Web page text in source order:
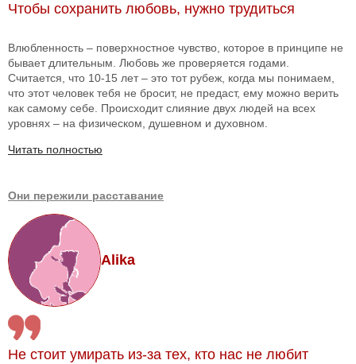
Чтобы сохранить любовь, нужно трудиться
Влюбленность – поверхностное чувство, которое в принципе не
бывает длительным. Любовь же проверяется годами.
Считается, что 10-15 лет – это тот рубеж, когда мы понимаем,
что этот человек тебя не бросит, не предаст, ему можно верить
как самому себе. Происходит слияние двух людей на всех
уровнях – на физическом, душевном и духовном.
Читать полностью
Они пережили расставание
Alika
Не стоит умирать из-за тех, кто нас не любит